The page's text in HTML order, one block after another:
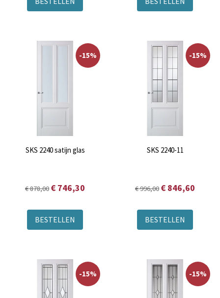
-15%
SKS 2240 satijn glas
€ 878,00 € 746,30
BESTELLEN
-15%
SKS 2240-11
€ 996,00 € 846,60
BESTELLEN
-15% -15%